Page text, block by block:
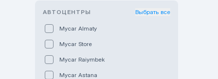
АВТОЦЕНТРЫ Выбрать все
Mycar Almaty
Mycar Store
Mycar Raiymbek
Mycar Astana